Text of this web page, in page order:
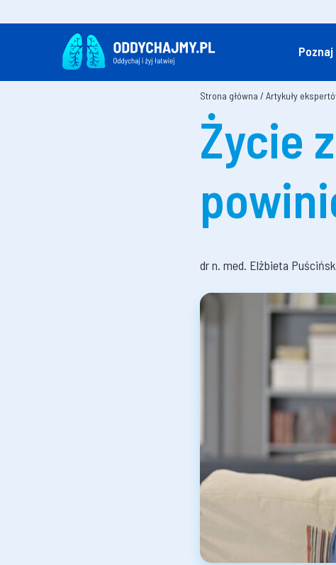
Poznaj
Strona główna / Artykuły
Życie
dr n. med. Elżbieta